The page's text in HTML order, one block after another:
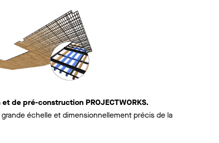
de pré-construction PROJECTWORKS.
échelle et dimensionnellement précis de la